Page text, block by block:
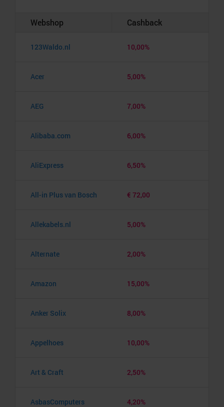
Webshop Cashback
123Waldo.nl 10,00%
Acer 5,00%
AEG 7,00%
Alibaba.com 6,00%
AliExpress 6,50%
All-in Plus van Bosch € 72,00
Allekabels.nl 5,00%
Alternate 2,00%
Amazon 15,00%
Anker Solix 8,00%
Appelhoes 10,00%
Art & Craft 2,50%
AsbasComputers 4,20%